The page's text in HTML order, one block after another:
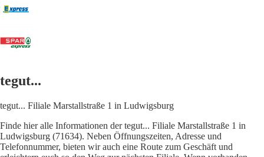
tegut...
tegut... Filiale Marstallstraße 1 in Ludwigsburg
Finde hier alle Informationen der tegut... Filiale Marstallstraße 1 in
Ludwigsburg (71634). Neben Öffnungszeiten, Adresse und
Telefonnummer, bieten wir auch eine Route zum Geschäft und